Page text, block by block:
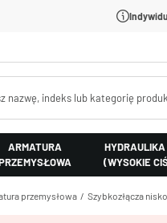
ARMATURA
(WYSOKIE
przemysłowa Szybkozłącza